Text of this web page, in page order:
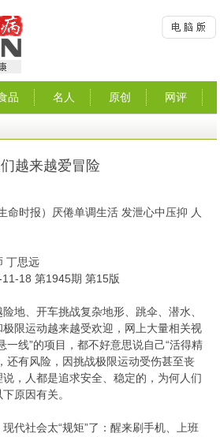
品 名人 原创 网评
们越来越爱冒险
命时报）厌倦单调生活 发泄心中压抑 人
思远
18 第1945期 第15版
、开车挑战复杂地形、跳伞、潜水、
限运动越来越受欢迎，网上大量相关视
一线”的项目，都不好意思说自己“活得精
还有风险，因挑战极限运动受伤甚至丧
，人都是追求安全、稳定的，为何人们
原因有关。
现代社会太“规矩”了：醒来刷手机、上班